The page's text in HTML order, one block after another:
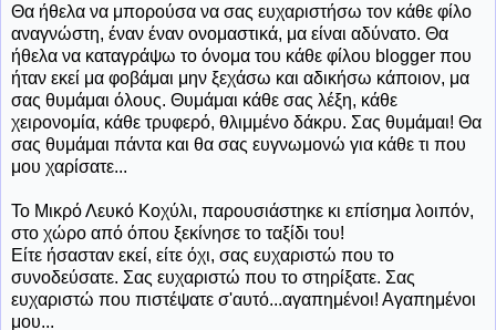
Θα ήθελα να μπορούσα να σας ευχαριστήσω τον κάθε φίλο
αναγνώστη, έναν έναν ονομαστικά, μα είναι αδύνατο. Θα
ήθελα να καταγράψω το όνομα του κάθε φίλου blogger που
ήταν εκεί μα φοβάμαι μην ξεχάσω και αδικήσω κάποιον, μα
σας θυμάμαι όλους. Θυμάμαι κάθε σας λέξη, κάθε
χειρονομία, κάθε τρυφερό, θλιμμένο δάκρυ. Σας θυμάμαι! Θα
σας θυμάμαι πάντα και θα σας ευγνωμονώ για κάθε τι που
μου χαρίσατε...
Το Μικρό Λευκό Κοχύλι, παρουσιάστηκε κι επίσημα λοιπόν,
στο χώρο από όπου ξεκίνησε το ταξίδι του!
Είτε ήσασταν εκεί, είτε όχι, σας ευχαριστώ που το
συνοδεύσατε. Σας ευχαριστώ που το στηρίξατε. Σας
ευχαριστώ που πιστέψατε σ'αυτό...αγαπημένοι! Αγαπημένοι
μου...